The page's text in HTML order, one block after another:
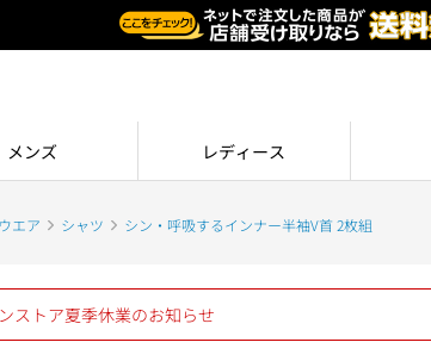
メンズ レディース
エア シャツ シン・呼吸するインナー半袖V首 2枚組
ストア夏季休業のお知らせ